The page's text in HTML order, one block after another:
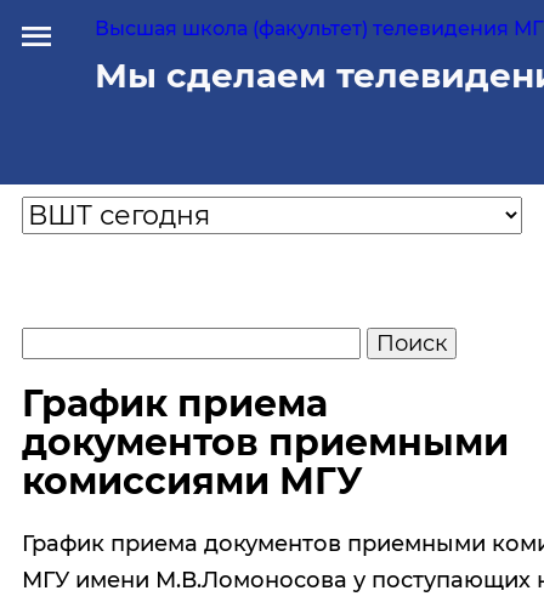
Высшая школа (факультет) телевидения
Мы сделаем
График приема
документов приемными
комиссиями МГУ
График приема документов приемными
МГУ имени М.В.Ломоносова у поступающих